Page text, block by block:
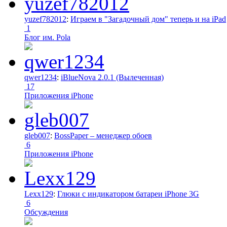
yuzef782012: Играем в "Загадочный дом" теперь и на iPad
1
Блог им. Pola
qwer1234: iBlueNova 2.0.1 (Вылеченная)
17
Приложения iPhone
gleb007: BossPaper – менеджер обоев
6
Приложения iPhone
Lexx129: Глюки с индикатором батареи iPhone 3G
6
Обсуждения